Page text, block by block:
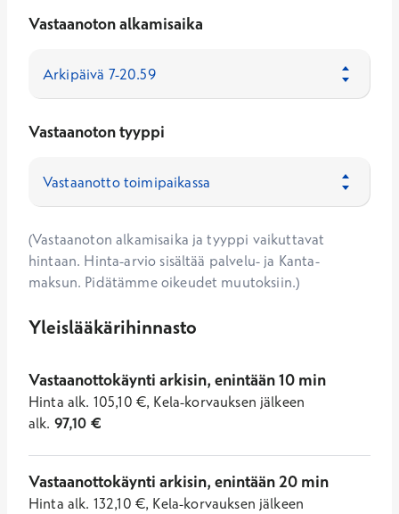
Vastaanoton alkamisaika
Vastaanoton tyyppi
(Vastaanoton alkamisaika ja tyyppi vaikuttavat
hintaan. Hinta-arvio sisältää palvelu- ja Kanta-
maksun. Pidätämme oikeudet muutoksiin.)
Yleislääkärihinnasto
Vastaanottokäynti arkisin, enintään 10 min
Hinta alk. 105,10 €, Kela-korvauksen jälkeen
alk. 97,10 €
Vastaanottokäynti arkisin, enintään 20 min
Hinta alk. 132,10 €, Kela-korvauksen jälkeen